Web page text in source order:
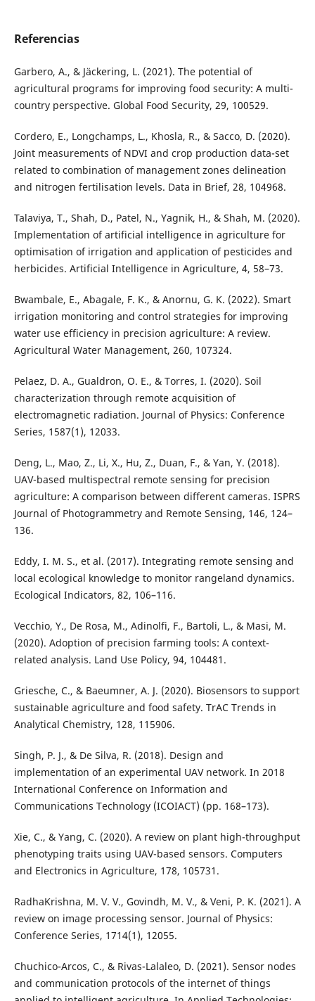
Referencias
Garbero, A., & Jäckering, L. (2021). The potential of
agricultural programs for improving food security: A multi-
country perspective. Global Food Security, 29, 100529.
Cordero, E., Longchamps, L., Khosla, R., & Sacco, D. (2020).
Joint measurements of NDVI and crop production data-set
related to combination of management zones delineation
and nitrogen fertilisation levels. Data in Brief, 28, 104968.
Talaviya, T., Shah, D., Patel, N., Yagnik, H., & Shah, M. (2020).
Implementation of artificial intelligence in agriculture for
optimisation of irrigation and application of pesticides and
herbicides. Artificial Intelligence in Agriculture, 4, 58–73.
Bwambale, E., Abagale, F. K., & Anornu, G. K. (2022). Smart
irrigation monitoring and control strategies for improving
water use efficiency in precision agriculture: A review.
Agricultural Water Management, 260, 107324.
Pelaez, D. A., Gualdron, O. E., & Torres, I. (2020). Soil
characterization through remote acquisition of
electromagnetic radiation. Journal of Physics: Conference
Series, 1587(1), 12033.
Deng, L., Mao, Z., Li, X., Hu, Z., Duan, F., & Yan, Y. (2018).
UAV-based multispectral remote sensing for precision
agriculture: A comparison between different cameras. ISPRS
Journal of Photogrammetry and Remote Sensing, 146, 124–
136.
Eddy, I. M. S., et al. (2017). Integrating remote sensing and
local ecological knowledge to monitor rangeland dynamics.
Ecological Indicators, 82, 106–116.
Vecchio, Y., De Rosa, M., Adinolfi, F., Bartoli, L., & Masi, M.
(2020). Adoption of precision farming tools: A context-
related analysis. Land Use Policy, 94, 104481.
Griesche, C., & Baeumner, A. J. (2020). Biosensors to support
sustainable agriculture and food safety. TrAC Trends in
Analytical Chemistry, 128, 115906.
Singh, P. J., & De Silva, R. (2018). Design and
implementation of an experimental UAV network. In 2018
International Conference on Information and
Communications Technology (ICOIACT) (pp. 168–173).
Xie, C., & Yang, C. (2020). A review on plant high-throughput
phenotyping traits using UAV-based sensors. Computers
and Electronics in Agriculture, 178, 105731.
RadhaKrishna, M. V. V., Govindh, M. V., & Veni, P. K. (2021). A
review on image processing sensor. Journal of Physics:
Conference Series, 1714(1), 12055.
Chuchico-Arcos, C., & Rivas-Lalaleo, D. (2021). Sensor nodes
and communication protocols of the internet of things